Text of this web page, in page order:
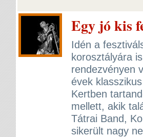
Egy jó kis
Idén a
korosztályára
rendezvényen
évek
Kertben
mellett, akik
Tátrai Band,
sikerült nagy